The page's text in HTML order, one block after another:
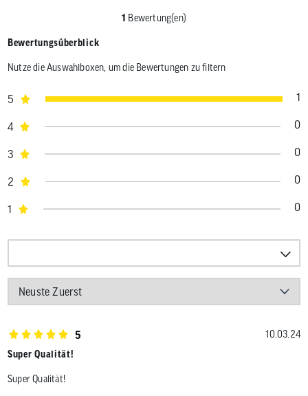
1 Bewertung(en)
Bewertungsüberblick
Nutze die Auswahlboxen, um die Bewertungen zu filtern
5 1
4 0
3 0
2 0
1 0
5
10.03.24
Super Qualität!
Super Qualität!